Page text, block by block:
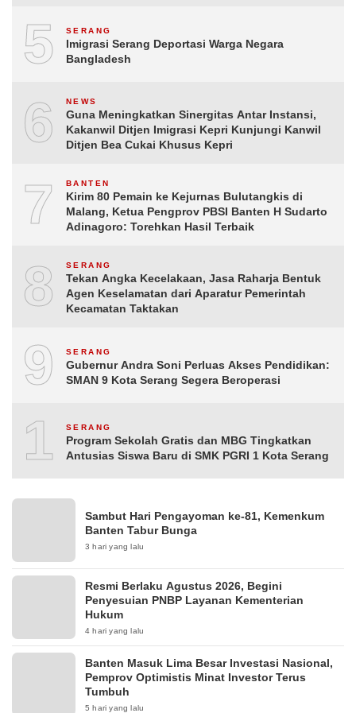
5 SERANG
Imigrasi Serang Deportasi Warga Negara
Bangladesh
6 NEWS
Guna Meningkatkan Sinergitas Antar Instansi,
Kakanwil Ditjen Imigrasi Kepri Kunjungi Kanwil
Ditjen Bea Cukai Khusus Kepri
7 BANTEN
Kirim 80 Pemain ke Kejurnas Bulutangkis di
Malang, Ketua Pengprov PBSI Banten H Sudarto
Adinagoro: Torehkan Hasil Terbaik
8 SERANG
Tekan Angka Kecelakaan, Jasa Raharja Bentuk
Agen Keselamatan dari Aparatur Pemerintah
Kecamatan Taktakan
9 SERANG
Gubernur Andra Soni Perluas Akses Pendidikan:
SMAN 9 Kota Serang Segera Beroperasi
10SERANG
Program Sekolah Gratis dan MBG Tingkatkan
Antusias Siswa Baru di SMK PGRI 1 Kota Serang
Sambut Hari Pengayoman ke-81, Kemenkum
Banten Tabur Bunga
3 hari yang lalu
Resmi Berlaku Agustus 2026, Begini
Penyesuian PNBP Layanan Kementerian
Hukum
4 hari yang lalu
Banten Masuk Lima Besar Investasi Nasional,
Pemprov Optimistis Minat Investor Terus
Tumbuh
5 hari yang lalu